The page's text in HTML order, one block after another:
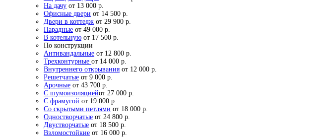
На дачу от 13 000 р.
Офисные двери от 14 500 р.
Двери в коттедж от 29 900 р.
Парадные от 49 000 р.
В котельную от 17 500 р.
По конструкции
Антивандальные от 12 800 р.
Трехконтурные от 14 000 р.
Внутреннего открывания от 12 000 р.
Решетчатые от 9 000 р.
Арочные от 43 700 р.
С шумоизоляциейот 27 000 р.
С фрамугой от 19 000 р.
Со скрытыми петлями от 18 000 р.
Одностворчатые от 24 800 р.
Двустворчатые от 18 500 р.
Взломостойкие от 16 000 р.